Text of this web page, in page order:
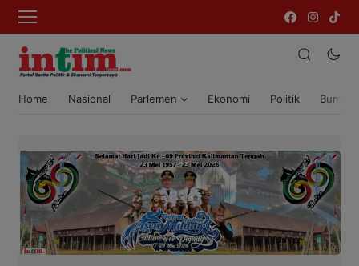
Home Nasional Parlemen Ekonomi Politik Bumi